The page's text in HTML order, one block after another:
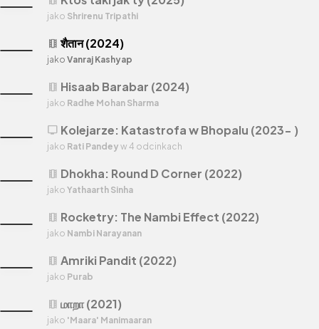
theaters शैतान (2024)
jako Vanraj Kashyap
theaters Dhokha: Round D Corner (2022)
jako Yathaarth Sinha
theaters Rocketry: The Nambi Effect (2022)
jako Nambi Narayanan
theaters மாறா (2021)
jako 'Maara' Manimaaran
theaters Amriki Pandit (2022)
jako Purab
theaters Hisaab Barabar (2024)
jako Radhe Mohan Sharma
jako Shrirenu Tripathi
tv Kolejarze: Katastrofa w Bhopalu (2023- )
jako Rati Pandey w 4 odcinkach